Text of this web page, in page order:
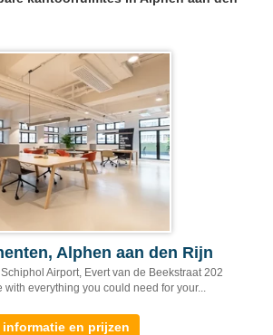
Alphen aan den Rijn
Airport, Evert van de Beekstraat 202
with everything you could need for your...
en prijzen